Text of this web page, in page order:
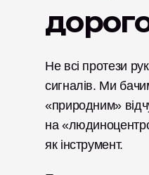
Не всі протези
сигналів. Ми
«природним»
на
як інструмент.